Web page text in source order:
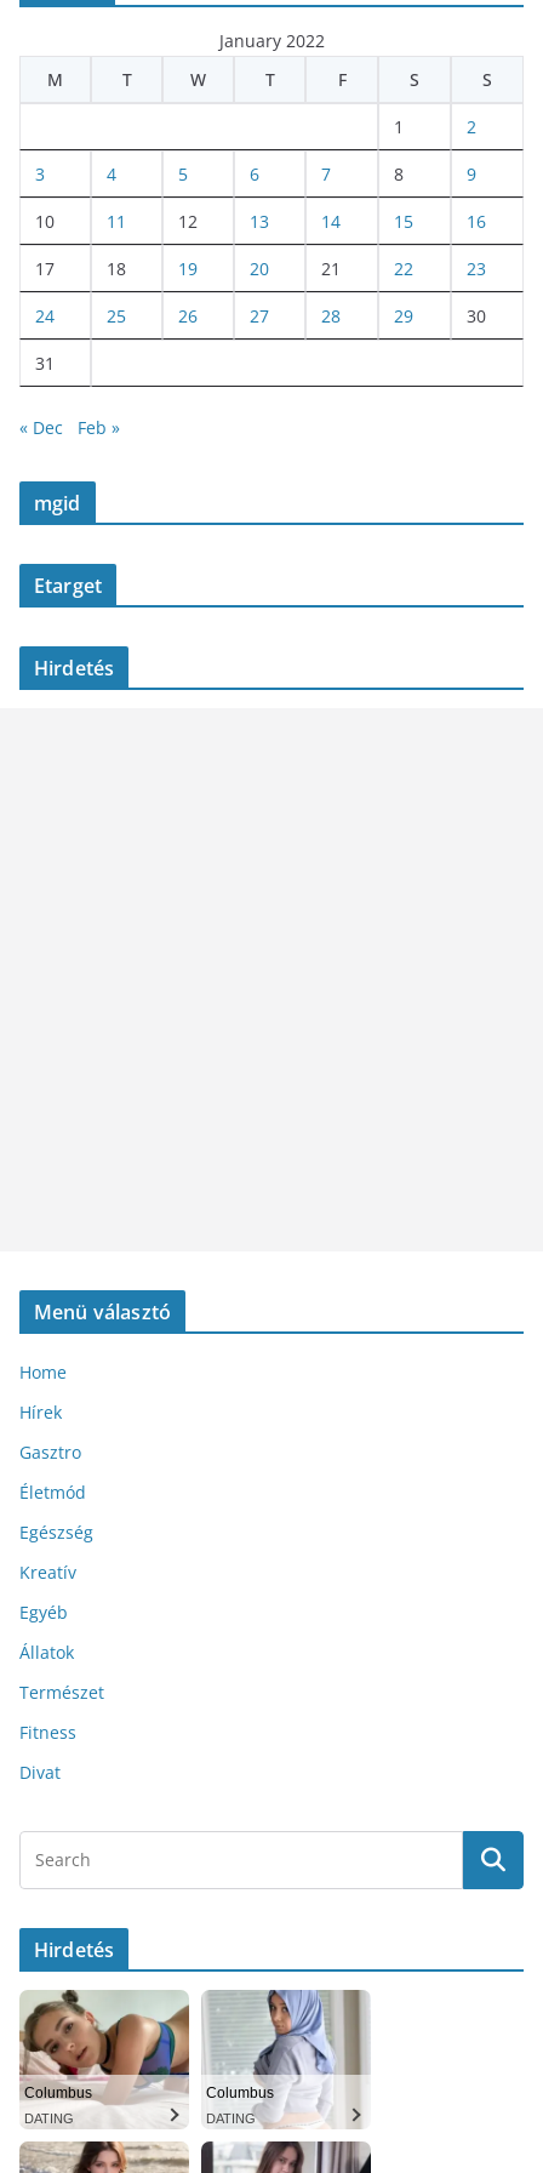
January 2022
M
T W T F S S
1 2
3 4 5 6 7 8 9
10 11 12 13 14 15 16
17 18 19 20 21 22 23
24 25 26 27 28 29 30
31
« Dec Feb »
mgid
Etarget
Hirdetés
Menü választó
Home
Hírek
Gasztro
Életmód
Egészség
Kreatív
Egyéb
Állatok
Természet
Fitness
Divat
Hirdetés
Columbus
DATING
Columbus
DATING